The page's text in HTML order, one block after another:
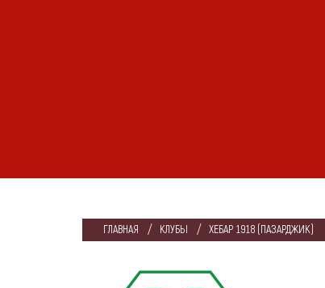
ГЛАВНАЯ КЛУБЫ ХЕБАР 1918 (ПАЗАРДЖИК)